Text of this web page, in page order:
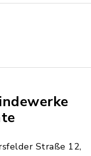
Straße 12,